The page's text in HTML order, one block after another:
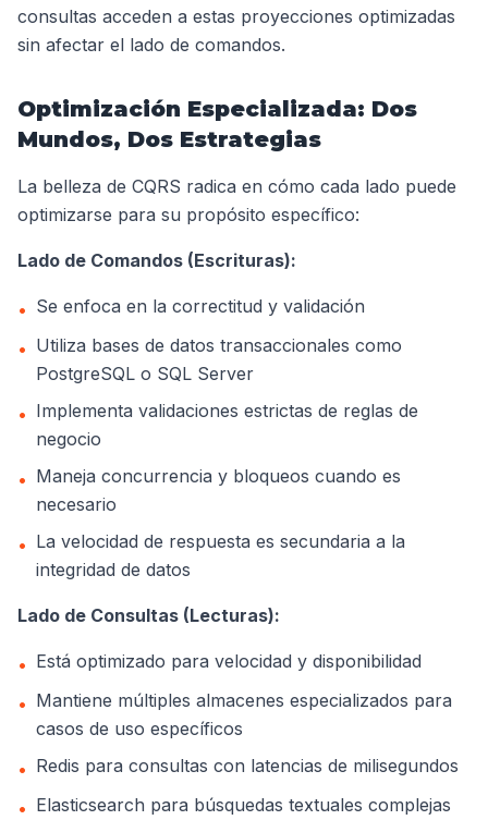
consultas acceden a estas proyecciones optimizadas
sin afectar el lado de comandos.
Optimización Especializada: Dos
Mundos, Dos Estrategias
La belleza de CQRS radica en cómo cada lado puede
optimizarse para su propósito específico:
Lado de Comandos (Escrituras):
• Se enfoca en la correctitud y validación
• Utiliza bases de datos transaccionales como
PostgreSQL o SQL Server
• Implementa validaciones estrictas de reglas de
negocio
• Maneja concurrencia y bloqueos cuando es
necesario
• La velocidad de respuesta es secundaria a la
integridad de datos
Lado de Consultas (Lecturas):
• Está optimizado para velocidad y disponibilidad
• Mantiene múltiples almacenes especializados para
casos de uso específicos
• Redis para consultas con latencias de milisegundos
• Elasticsearch para búsquedas textuales complejas